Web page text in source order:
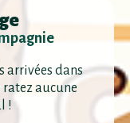
arrivées dans
aucune
!